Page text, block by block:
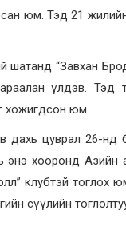
юм. Тэд 21
шатанд “Завхан
үлдэв. Тэд
хожигдсон юм.
дахь цуврал 26-
энэ хооронд Азийн
клубтэй тоглох
сүүлийн